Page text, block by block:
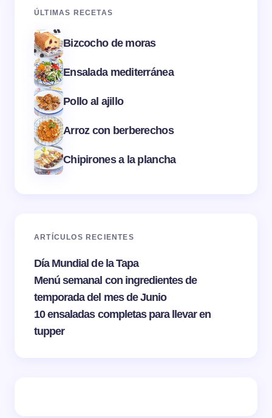
ÚLTIMAS RECETAS
Bizcocho de moras
Ensalada mediterránea
Pollo al ajillo
Arroz con berberechos
Chipirones a la plancha
ARTÍCULOS RECIENTES
Día Mundial de la Tapa
Menú semanal con ingredientes de
temporada del mes de Junio
10 ensaladas completas para llevar en
tupper